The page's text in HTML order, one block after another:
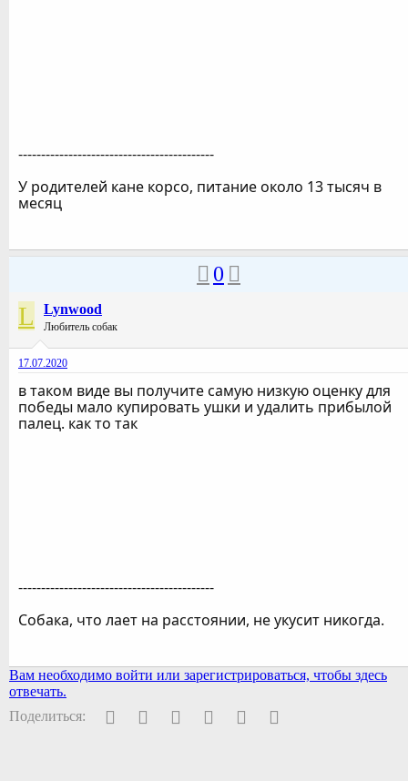
-------------------------------------------
У родителей кане корсо, питание около 13 тысяч в
месяц
0
L Lynwood
Любитель собак
17.07.2020
в таком виде вы получите самую низкую оценку для
победы мало купировать ушки и удалить прибылой
палец. как то так
-------------------------------------------
Собака, что лает на расстоянии, не укусит никогда.
Вам необходимо войти или зарегистрироваться, чтобы здесь
отвечать.
Поделиться:
Facebook
Twitter PinterestWhatsAppЭлектронная почта